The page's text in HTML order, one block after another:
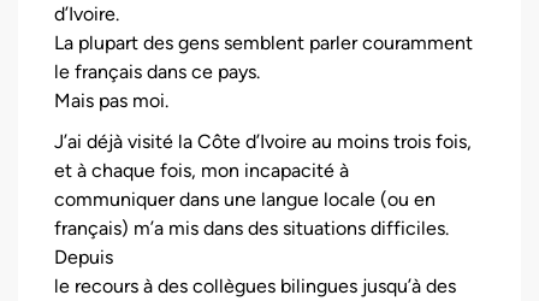
d’Ivoire.
La plupart des gens semblent parler couramment
le français dans ce pays.
Mais pas moi.
J’ai déjà visité la Côte d’Ivoire au moins trois fois,
et à chaque fois, mon incapacité à
communiquer dans une langue locale (ou en
français) m’a mis dans des situations difficiles.
Depuis
le recours à des collègues bilingues jusqu’à des